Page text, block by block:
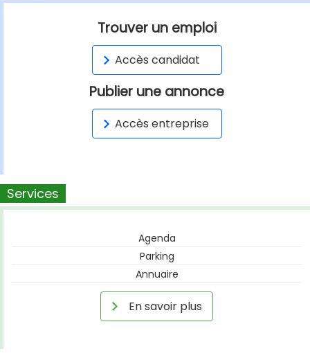
Trouver un emploi
Accès candidat
Publier une annonce
Accès entreprise
Services
Agenda
Parking
Annuaire
En savoir plus